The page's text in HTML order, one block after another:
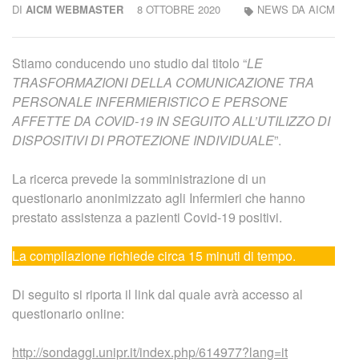
DI AICM WEBMASTER 8 OTTOBRE 2020 NEWS DA AICM
Stiamo conducendo uno studio dal titolo “LE
TRASFORMAZIONI DELLA COMUNICAZIONE TRA
PERSONALE INFERMIERISTICO E PERSONE
AFFETTE DA COVID-19 IN SEGUITO ALL’UTILIZZO DI
DISPOSITIVI DI PROTEZIONE INDIVIDUALE”.
La ricerca prevede la somministrazione di un
questionario anonimizzato agli Infermieri che hanno
prestato assistenza a pazienti Covid-19 positivi.
La compilazione richiede circa 15 minuti di tempo.
Di seguito si riporta il link dal quale avrà accesso al
questionario online:
http://sondaggi.unipr.it/index.php/614977?lang=it